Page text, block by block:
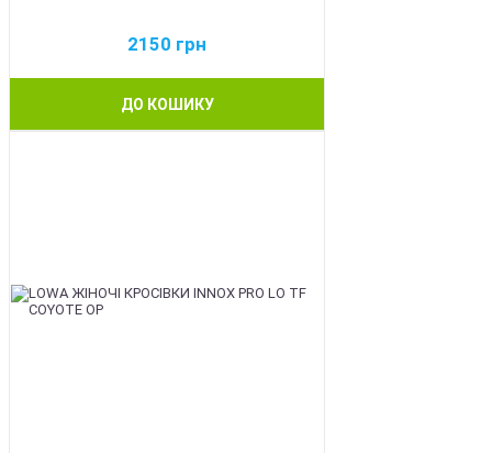
2150 грн
ДО КОШИКУ